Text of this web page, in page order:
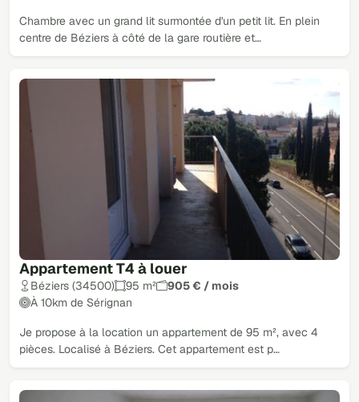
Chambre avec un grand lit surmontée d'un petit lit. En plein
centre de Béziers à côté de la gare routière et…
Appartement T4 à louer
Béziers (34500) 95 m²
905 € / mois
À 10km de Sérignan
Je propose à la location un appartement de 95 m², avec 4
pièces. Localisé à Béziers. Cet appartement est p…